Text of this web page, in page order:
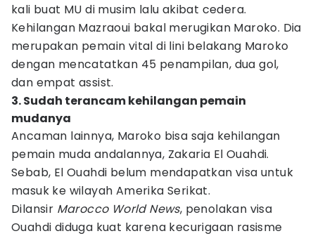
kali buat MU di musim lalu akibat cedera.
Kehilangan Mazraoui bakal merugikan Maroko. Dia
merupakan pemain vital di lini belakang Maroko
dengan mencatatkan 45 penampilan, dua gol,
dan empat assist.
3. Sudah terancam kehilangan pemain
mudanya
Ancaman lainnya, Maroko bisa saja kehilangan
pemain muda andalannya, Zakaria El Ouahdi.
Sebab, El Ouahdi belum mendapatkan visa untuk
masuk ke wilayah Amerika Serikat.
Dilansir Marocco World News, penolakan visa
Ouahdi diduga kuat karena kecurigaan rasisme